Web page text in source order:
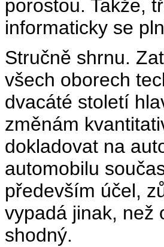
porostou. Takže,
informaticky se
Stručně shrnu.
všech oborech
dvacáté století
změnám
dokladovat na
automobilu
především účel,
vypadá jinak, než
shodný.